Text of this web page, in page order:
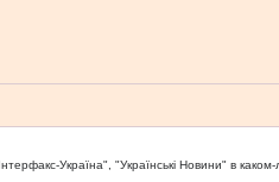
Україна", "Українськi Новини" в